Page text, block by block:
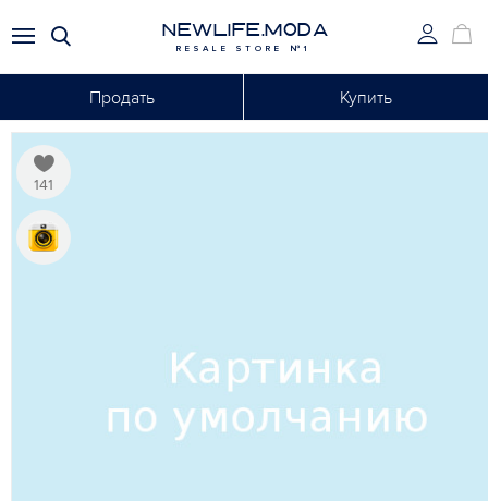
NEWLIFE.MODA
RESALE STORE №1
Продать Купить
141